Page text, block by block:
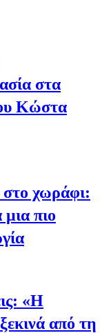
στα
Κώστα
στο χωράφι:
πιο
«Η
από τη